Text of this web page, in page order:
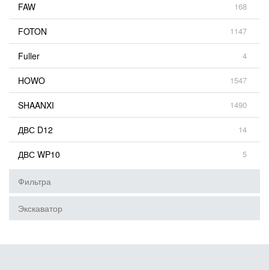
FAW 168
FOTON 1147
Fuller 4
HOWO 1547
SHAANXI 1490
ДВС D12 14
ДВС WP10 5
Фильтра
Экскаватор